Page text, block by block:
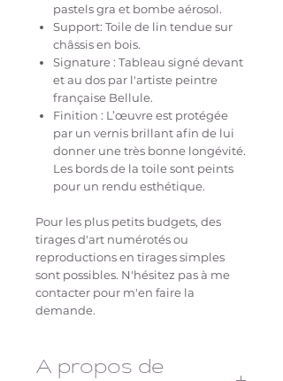
pastels gra et bombe aérosol.
Support: Toile de lin tendue sur
châssis en bois.
Signature : Tableau signé devant
et au dos par l'artiste peintre
française Bellule.
Finition : L’œuvre est protégée
par un vernis brillant afin de lui
donner une très bonne longévité.
Les bords de la toile sont peints
pour un rendu esthétique.
Pour les plus petits budgets, des
tirages d'art numérotés ou
reproductions en tirages simples
sont possibles. N'hésitez pas à me
contacter pour m'en faire la
demande.
A propos de